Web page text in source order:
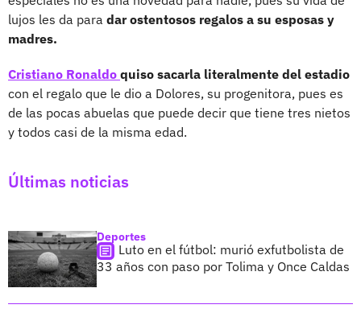
lujos les da para dar ostentosos regalos a su esposas y
madres.
Cristiano Ronaldo quiso sacarla literalmente del estadio
con el regalo que le dio a Dolores, su progenitora, pues es
de las pocas abuelas que puede decir que tiene tres nietos
y todos casi de la misma edad.
Últimas noticias
Deportes
Luto en el fútbol: murió exfutbolista de
33 años con paso por Tolima y Once Caldas